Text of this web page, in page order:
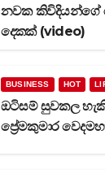
නවක කිවිදියන්ගේ
දෙකක් (video)
BUSINESS HOT
ඔටිසම් සුවකල
ප්‍රේමකුමාර